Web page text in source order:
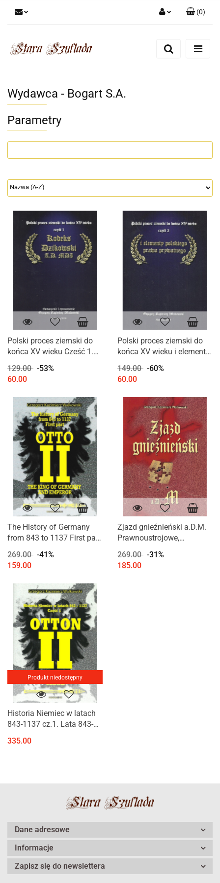
Zarejestruj się
(0)
Wydawca - Bogart S.A.
Parametry
Polski proces ziemski do
końca XV wieku Cześć 1.
129.00 -53%
60.00
Polski proces ziemski do
końca XV wieku i elementy
prywatnego Część 2
149.00 -60%
60.00
The History of Germany
from 843 to 1137 First part.
of Germany and emperor
269.00 -41%
159.00
Zjazd gnieźnieński a.D.M.
Prawnoustrojowe,
podłoże, przebieg i skutki
269.00 -31%
185.00
Produkt niedostępny
Historia Niemiec w latach
843-1137 cz.1. Lata 843-
cesarz
335.00
Dane adresowe
Informacje
Zapisz się do newslettera